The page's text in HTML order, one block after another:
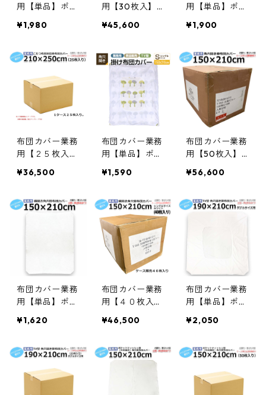
用【単品】ポリ
×200cm ダブ
ビ型 掛け布団
りぬきタイプ
ホワイト 白 三
露産業 ホテル
旅館 民宿 民泊
¥1,980
用【30枚入】
190×200cm ダ
レビ型 掛け布
団カバー 中央
くりぬきタイプ
ホワイト 白 三
露産業 ホテル
旅館 民宿 民泊
¥45,600
用【単品】ポリ
×250cm こたつ
ビッグサイズ
テレビ型掛け布
団カバー 中央
くりぬきタイプ
ホワイト 白 三
露産業 ホテル
旅館 民宿 民泊
／362102500
¥1,900
布団カバー業務
用【２５枚入】
210×250cm こ
したビッグサイ
ズ テレビ型掛
イプ ホワイト
テル 旅館 民宿
民泊／3621252
50
¥36,500
布団カバー業務
用【単品】ポリ
×210cm シング
ビ型 角穴開き
掛け布団カバー
白 中央くりぬ
きタイプ ホワ
イト 三露産業
ホテル 旅館 民
1520
¥1,590
布団カバー業務
用【50枚入】
150×210cm シ
テレビ型 角穴
開き掛け布団カ
館 民宿 民泊／3
61861500
¥56,600
布団カバー業務
用【単品】ポリ
×210cm シング
き角穴掛け布団
ト 白 三露産業
ホテル 旅館 民
¥1,620
布団カバー業務
用【４０枚入】
150×210cm シ
横開き角穴掛け
布団カバー ホ
¥46,500
布団カバー業務
用【単品】ポリ
×210cm ダブル
型 中央丸開き
イト 白 三露産
業 ホテル 旅館
¥2,050